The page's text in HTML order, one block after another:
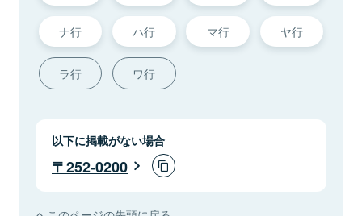
ナ行 ハ行 マ行 ヤ行
ラ行 ワ行
以下に掲載がない場合
252-0200